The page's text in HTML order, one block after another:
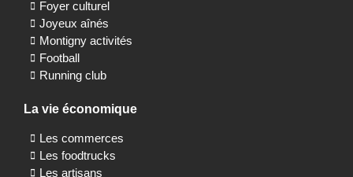
Foyer culturel
Joyeux aînés
Montigny activités
Football
Running club
La vie économique
Les commerces
Les foodtrucks
Les artisans